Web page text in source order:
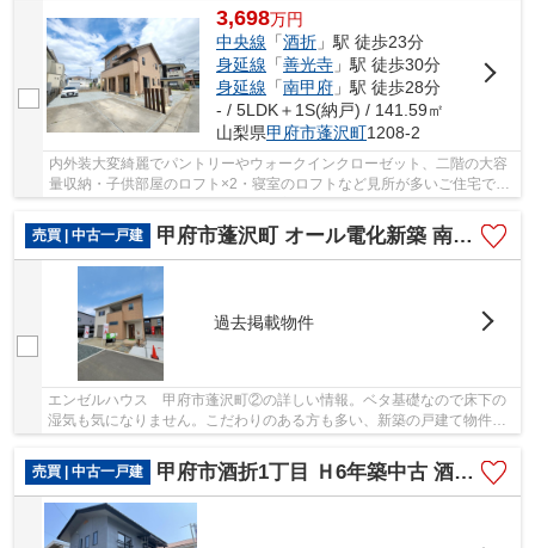
3,698万円
中央線 「酒折 」駅 徒歩23分
身延線 「善光寺 」駅 徒歩30分
身延線 「南甲府 」駅 徒歩28分
- / 5LDK＋1S(納戸) / 141.59㎡
山梨県甲府市蓬沢町1208-2
内外装大変綺麗でパントリーやウォークインクローゼット、二階の大容
量収納・子供部屋のロフト×2・寝室のロフトなど見所が多いご住宅で
売買 | 中古一戸建
甲府市蓬沢町 オール電化新築 南通路・日当良好 車並列3台
過去掲載物件
エンゼルハウス 甲府市蓬沢町②の詳しい情報。ベタ基礎なので床下の
湿気も気になりません。こだわりのある方も多い、新築の戸建て物件と
売買 | 中古一戸建
甲府市酒折1丁目 Ｈ6年築中古 酒折駅徒歩4分 リフォーム済